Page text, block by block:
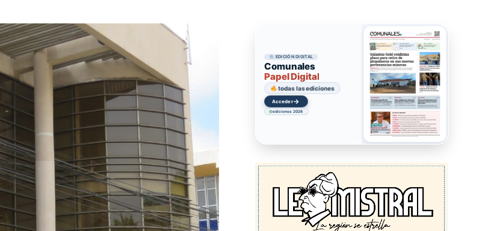
EDICIÓN DIGITAL
Comunales
Papel Digital
todas las ediciones
Acceder→
ediciones 2026